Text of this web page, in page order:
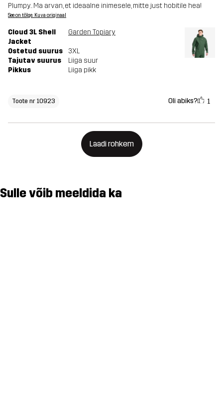
Plumpy.. Ma arvan, et ideaalne inimesele, mitte just hobitile hea!
See on tõlge. Kuva originaal
Cloud 3L Shell
Jacket
Garden Topiary
Ostetud suurus
3XL
Tajutav suurus
Liiga suur
Pikkus
Liiga pikk
Toote nr 10923 Oli abiks? 1
Laadi rohkem
Sulle võib meeldida ka